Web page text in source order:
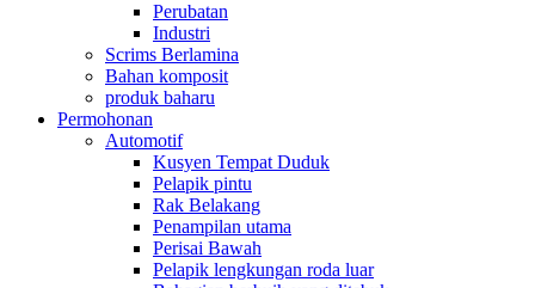
Perubatan
Industri
Scrims Berlamina
Bahan komposit
produk baharu
Permohonan
Automotif
Kusyen Tempat Duduk
Pelapik pintu
Rak Belakang
Penampilan utama
Perisai Bawah
Pelapik lengkungan roda luar